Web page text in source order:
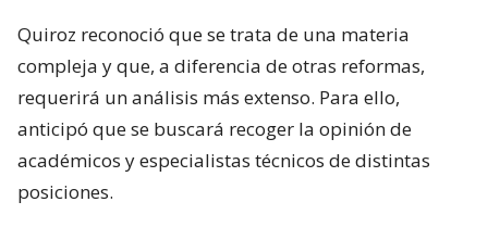
Quiroz reconoció que se trata de una materia
compleja y que, a diferencia de otras reformas,
requerirá un análisis más extenso. Para ello,
anticipó que se buscará recoger la opinión de
académicos y especialistas técnicos de distintas
posiciones.